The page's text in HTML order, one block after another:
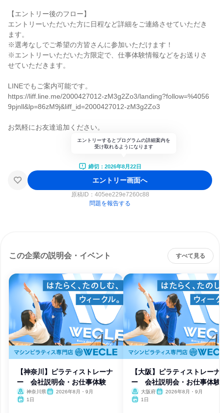
【エントリー後のフロー】
エントリーいただいた方に日程など詳細をご連絡させていただき
ます。
※選考なしでご希望の方皆さんに参加いただけます！
※エントリーいただいた方限定で、仕事体験情報などをお送りさ
せていただきます。
LINEでもご案内可能です。
https://liff.line.me/2000427012-zM3g2Zo3/landing?follow=%4056
9pjnll&lp=86zM9j&liff_id=2000427012-zM3g2Zo3
お気軽にお友達追加ください。
エントリーするとプログラムの詳細案内を
受け取れるようになります
締切：2026年8月22日
エントリー画面へ
原稿ID： 405ee229e7260c88
問題を報告する
この企業の説明会・イベント すべて見る
【神奈川】ピラティストレーナ
ー 会社説明会・お仕事体験
神奈川県
2026年8月・9月
1日
【大阪】ピラティストレーナ
ー 会社説明会・お仕事体験
大阪府
2026年8月・9月
1日